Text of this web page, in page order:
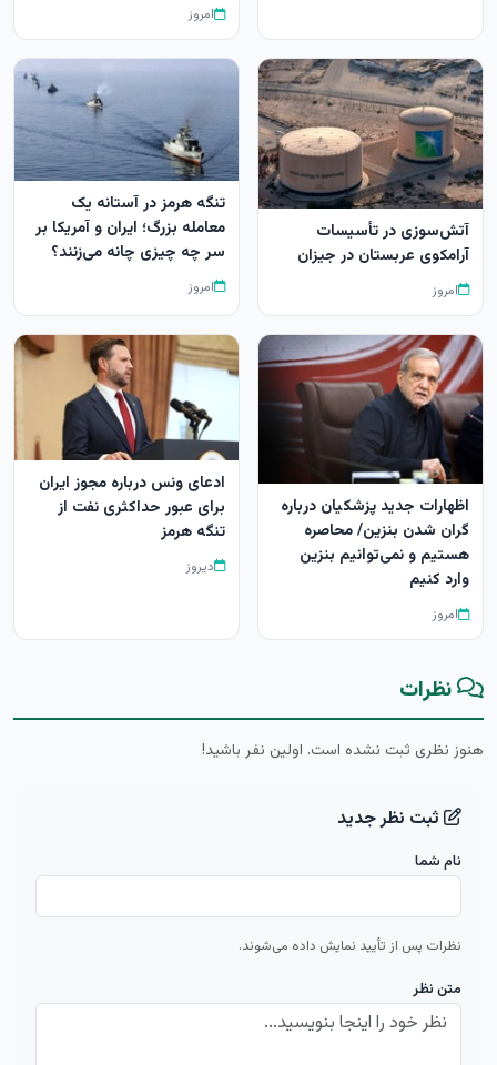
امروز
آتش‌سوزی در تأسیسات
آرامکوی عربستان در جیزان
امروز
تنگه هرمز در آستانه یک
معامله بزرگ؛ ایران و آمریکا بر
سر چه چیزی چانه می‌زنند؟
امروز
اظهارات جدید پزشکیان درباره
گران شدن بنزین/ محاصره
هستیم و نمی‌توانیم بنزین
وارد کنیم
امروز
ادعای ونس درباره مجوز ایران
برای عبور حداکثری نفت از
تنگه هرمز
دیروز
نظرات
هنوز نظری ثبت نشده است. اولین نفر باشید!
ثبت نظر جدید
نام شما
نظرات پس از تأیید نمایش داده می‌شوند.
متن نظر